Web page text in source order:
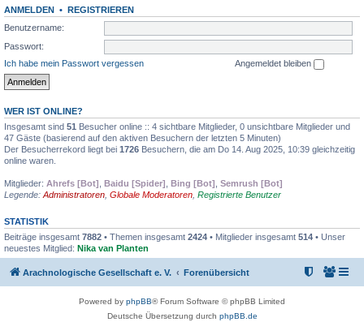
e
ANMELDEN • REGISTRIEREN
Benutzername:
Passwort:
Ich habe mein Passwort vergessen
Angemeldet bleiben
WER IST ONLINE?
Insgesamt sind 51 Besucher online :: 4 sichtbare Mitglieder, 0 unsichtbare Mitglieder und
47 Gäste (basierend auf den aktiven Besuchern der letzten 5 Minuten)
Der Besucherrekord liegt bei 1726 Besuchern, die am Do 14. Aug 2025, 10:39 gleichzeitig
online waren.
Mitglieder: Ahrefs [Bot] Baidu [Spider] Bing [Bot] Semrush [Bot]
Legende: Administratoren Globale Moderatoren Registrierte Benutzer
STATISTIK
Beiträge insgesamt 7882 • Themen insgesamt 2424 • Mitglieder insgesamt 514 • Unser
neuestes Mitglied: Nika van Planten
Arachnologische Gesellschaft e. V. Forenübersicht
Powered by phpBB® Forum Software © phpBB Limited
Deutsche Übersetzung durch phpBB.de